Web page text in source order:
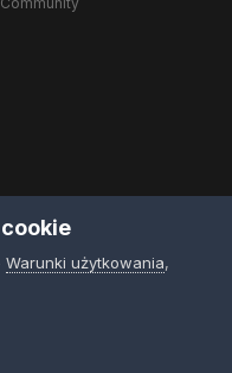
Warunki użytkowania,